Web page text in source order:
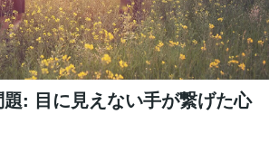
: 目に見えない手が繋げた心